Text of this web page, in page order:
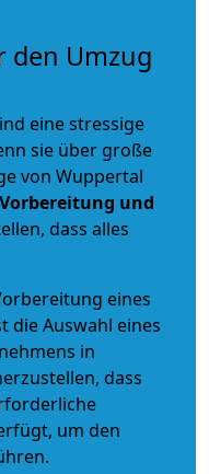
den Umzug
eine stressige
sie über große
von Wuppertal
Vorbereitung und
dass alles
eines
die Auswahl eines
in
dass
um den